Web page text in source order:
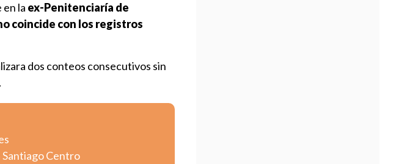
la ex-Penitenciaría de
coincide con los registros
dos conteos consecutivos sin
Centro